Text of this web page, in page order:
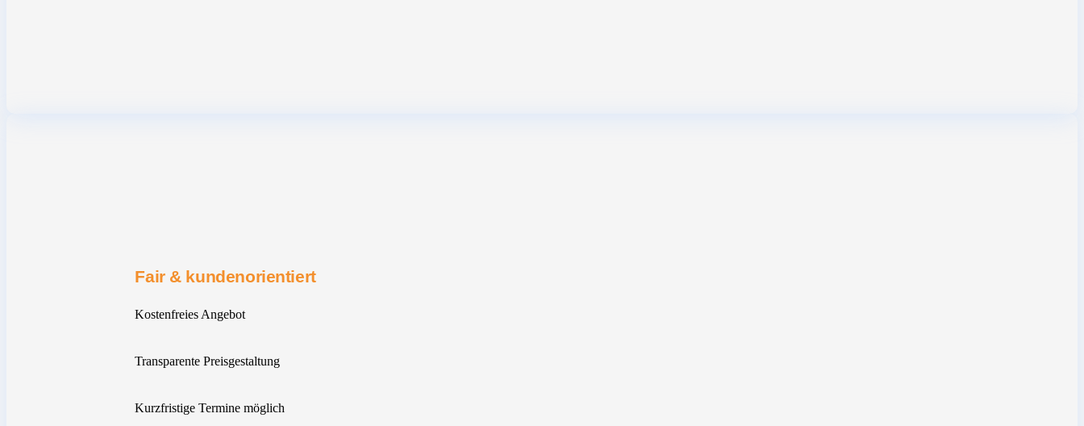
Fair & kundenorientiert
Kostenfreies Angebot
Transparente Preisgestaltung
Kurzfristige Termine möglich